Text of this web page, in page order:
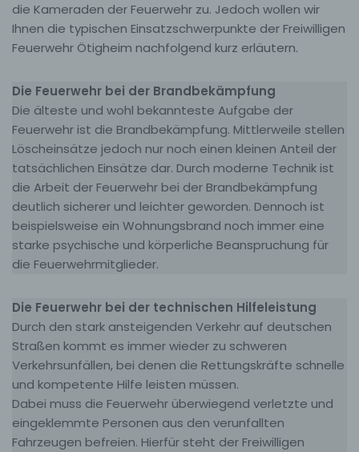
die Kameraden der Feuerwehr zu. Jedoch wollen wir
Ihnen die typischen Einsatzschwerpunkte der Freiwilligen
Feuerwehr Ötigheim nachfolgend kurz erläutern.
Die Feuerwehr bei der Brandbekämpfung
Die älteste und wohl bekannteste Aufgabe der
Feuerwehr ist die Brandbekämpfung. Mittlerweile stellen
Löscheinsätze jedoch nur noch einen kleinen Anteil der
tatsächlichen Einsätze dar. Durch moderne Technik ist
die Arbeit der Feuerwehr bei der Brandbekämpfung
deutlich sicherer und leichter geworden. Dennoch ist
beispielsweise ein Wohnungsbrand noch immer eine
starke psychische und körperliche Beanspruchung für
die Feuerwehrmitglieder.
Die Feuerwehr bei der technischen Hilfeleistung
Durch den stark ansteigenden Verkehr auf deutschen
Straßen kommt es immer wieder zu schweren
Verkehrsunfällen, bei denen die Rettungskräfte schnelle
und kompetente Hilfe leisten müssen.
Dabei muss die Feuerwehr überwiegend verletzte und
eingeklemmte Personen aus den verunfallten
Fahrzeugen befreien. Hierfür steht der Freiwilligen